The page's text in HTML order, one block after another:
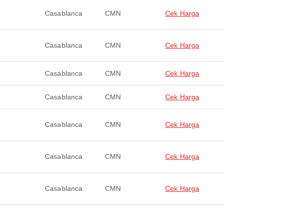
Casablanca CMN Cek Harga
Casablanca CMN Cek Harga
Casablanca CMN Cek Harga
Casablanca CMN Cek Harga
Casablanca CMN Cek Harga
Casablanca CMN Cek Harga
Casablanca CMN Cek Harga